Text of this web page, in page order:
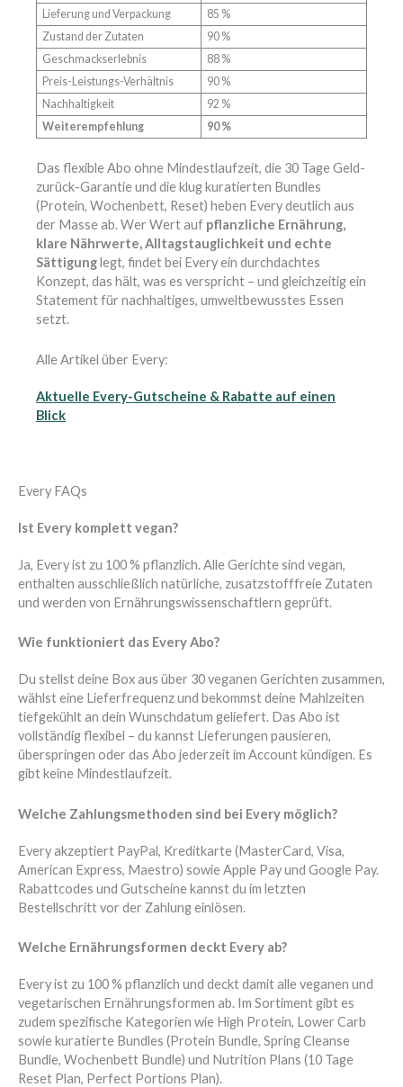
Lieferung und Verpackung
85 %
Zustand der Zutaten
90 %
Geschmackserlebnis
88 %
Preis-Leistungs-Verhältnis
90 %
Nachhaltigkeit
92 %
Weiterempfehlung
90 %
Das flexible Abo ohne Mindestlaufzeit, die 30 Tage Geld-
zurück-Garantie und die klug kuratierten Bundles
(Protein, Wochenbett, Reset) heben Every deutlich aus
der Masse ab. Wer Wert auf pflanzliche Ernährung,
klare Nährwerte, Alltagstauglichkeit und echte
Sättigunglegt, findet bei Every ein durchdachtes
Konzept, das hält, was es verspricht – und gleichzeitig ein
Statement für nachhaltiges, umweltbewusstes Essen
setzt.
Alle Artikel über Every:
Aktuelle Every-Gutscheine & Rabatte auf einen
Blick
Every FAQs
Ist Every komplett vegan?
Ja, Every ist zu 100 % pflanzlich. Alle Gerichte sind vegan,
enthalten ausschließlich natürliche, zusatzstofffreie Zutaten
und werden von Ernährungswissenschaftlern geprüft.
Wie funktioniert das Every Abo?
Du stellst deine Box aus über 30 veganen Gerichten zusammen,
wählst eine Lieferfrequenz und bekommst deine Mahlzeiten
tiefgekühlt an dein Wunschdatum geliefert. Das Abo ist
vollständig flexibel – du kannst Lieferungen pausieren,
überspringen oder das Abo jederzeit im Account kündigen. Es
gibt keine Mindestlaufzeit.
Welche Zahlungsmethoden sind bei Every möglich?
Every akzeptiert PayPal, Kreditkarte (MasterCard, Visa,
American Express, Maestro) sowie Apple Pay und Google Pay.
Rabattcodes und Gutscheine kannst du im letzten
Bestellschritt vor der Zahlung einlösen.
Welche Ernährungsformen deckt Every ab?
Every ist zu 100 % pflanzlich und deckt damit alle veganen und
vegetarischen Ernährungsformen ab. Im Sortiment gibt es
zudem spezifische Kategorien wie High Protein, Lower Carb
sowie kuratierte Bundles (Protein Bundle, Spring Cleanse
Bundle, Wochenbett Bundle) und Nutrition Plans (10 Tage
Reset Plan, Perfect Portions Plan).